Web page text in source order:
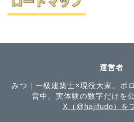
運営者
みつ｜一級建築士×現役大家。ボ
営中。実体験の数字だけを
X（@hajifudo）を